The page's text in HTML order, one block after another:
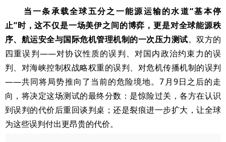
当一条承载全球五分之一能源运输的水道“基本停
止”时，这不仅是一场美伊之间的博弈，更是对全球能源秩
序、航运安全与国际危机管理机制的一次压力测试。双方的
四重误判——对协议性质的误判、对国内政治约束力的误
判、对海峡控制权战略权重的误判、对危机传播机制的误判
——共同将局势推向了当前的危险境地。7月9日之后的走
向，将决定这场测试的最终分数：是惊险过关，各方在认识
到误判的代价后重回谈判桌；还是裂痕进一步扩大，让全球
为这些误判付出更昂贵的代价。